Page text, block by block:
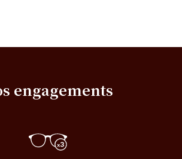
engagements